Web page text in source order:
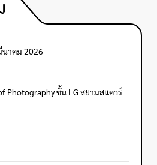
าคม 2026
Photography ชั้น LG สยามสแควร์